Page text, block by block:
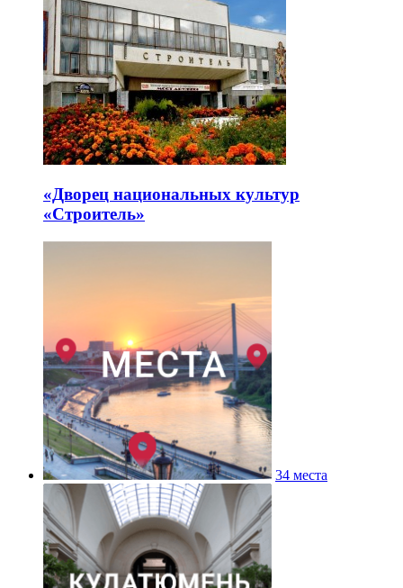
«Дворец национальных культур
«Строитель»
34 места